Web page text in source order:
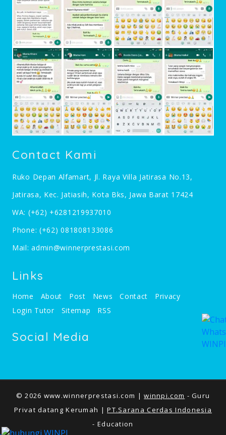
Contact Kami
Ruko Depan Alfamart, Jl. Raya Villa Jatirasa No.13,
Jatirasa, Kec. Jatiasih, Kota Bks, Jawa Barat 17424
WA: (+62) +6281219937010
Phone: (+62) 081808133086
Mail:admin@winnerprestasi.com
Links
Home About Post News Contact
Privacy
Login Tutor
Sitemap RSS
Social Media
© 2026 www.winnerprestasi.com |winnpi.com - Guru
Privat datang Kerumah |PT.Sarana Cerdas Indonesia
- Education
.